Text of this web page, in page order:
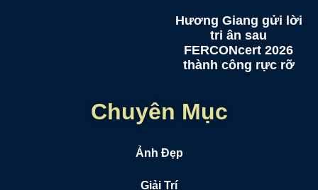
Hương Giang gửi lời
tri ân sau
FERCONcert 2026
thành công rực rỡ
Chuyên Mục
Ảnh Đẹp
Giải Trí